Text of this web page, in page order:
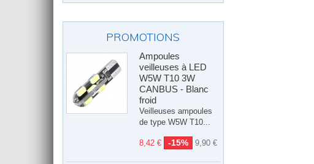
PROMOTIONS
Ampoules
veilleuses à LED
W5W T10 3W
CANBUS - Blanc
froid
Veilleuses ampoules
de type W5W T10...
8,42 € -15% 9,90 €